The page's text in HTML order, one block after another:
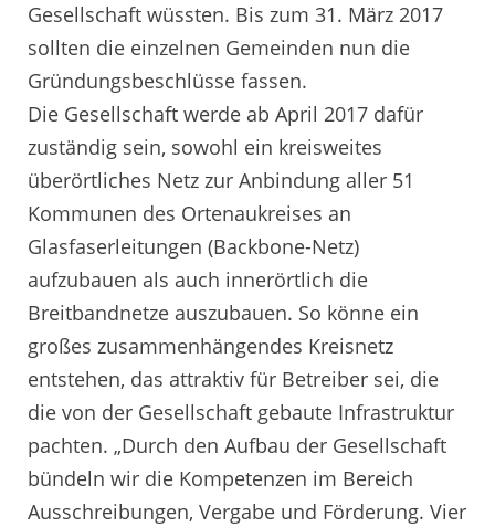
Gesellschaft wüssten. Bis zum 31. März 2017
sollten die einzelnen Gemeinden nun die
Gründungsbeschlüsse fassen.
Die Gesellschaft werde ab April 2017 dafür
zuständig sein, sowohl ein kreisweites
überörtliches Netz zur Anbindung aller 51
Kommunen des Ortenaukreises an
Glasfaserleitungen (Backbone-Netz)
aufzubauen als auch innerörtlich die
Breitbandnetze auszubauen. So könne ein
großes zusammenhängendes Kreisnetz
entstehen, das attraktiv für Betreiber sei, die
die von der Gesellschaft gebaute Infrastruktur
pachten. „Durch den Aufbau der Gesellschaft
bündeln wir die Kompetenzen im Bereich
Ausschreibungen, Vergabe und Förderung. Vier